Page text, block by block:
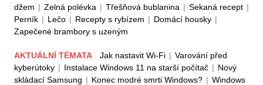
džem | Zelná polévka | Třešňová bublanina | Sekaná recept |
Perník | Lečo | Recepty s rybízem | Domácí housky |
Zapečené brambory s uzeným
AKTUÁLNÍ TÉMATA Jak nastavit Wi-Fi | Varování před
kyberútoky | Instalace Windows 11 na starší počítač | Nový
skládací Samsung | Konec modré smrti Windows? | Windows